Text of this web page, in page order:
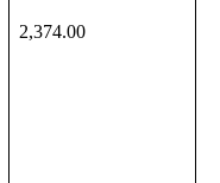
2,374.00